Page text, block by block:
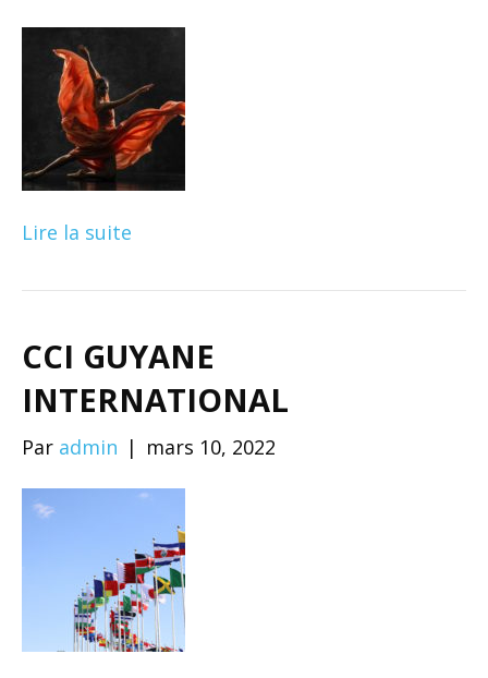
Lire la suite
CCI GUYANE
INTERNATIONAL
Par admin | mars 10, 2022